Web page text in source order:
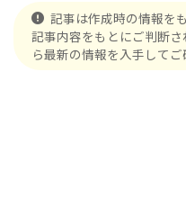
記事は作成時の情報を
記事内容をもとにご判断
ら最新の情報を入手してご